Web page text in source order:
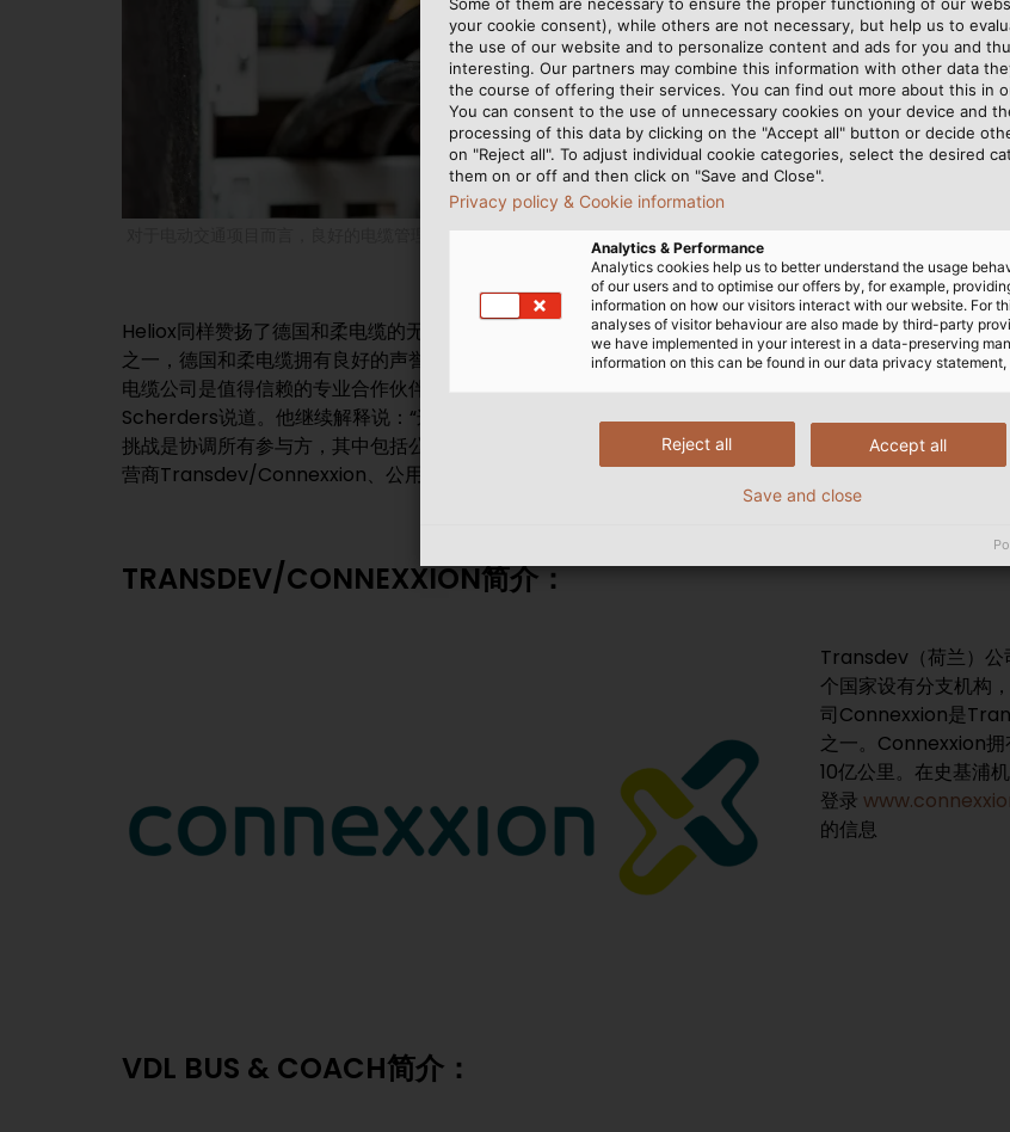
对于电动交通项目而言，良好的电缆管理是必不可少的：（© Heliox）
Heliox同样赞扬了德国和柔电缆的无缝物流服务：“作为电器行业的领先制造商
之一，德国和柔电缆拥有良好的声誉；基于之前合作的项目，我们相信德国和柔
电缆公司是值得信赖的专业合作伙伴，”，Heliox公司的供应链总监Jeroen
Scherders说道。他继续解释说：“这意味着项目工作进展得更快，因为最大的
挑战是协调所有参与方，其中包括公交车制造商VDL Bus & Coach、公交车运
营商Transdev/Connexxion、公用事业公司和电缆供应商。”仅用了九个月就
成功完成了该项目。“规划非常好，所有咨询都进行得很顺利”，Moritz Barlage
高兴地说道，“计划很
了绵薄之力。”
TRANSDEV/CONNEXXION简介：
Transdev（荷兰）
个国家设有分支机构
司Connexxion是
之一。Connexxion
10亿公里。在史基浦
登录
的信息
VDL BUS & COACH简介：
your cookie consent), while others are not necessary, but help us to
the use of our website and to personalize content and ads for you and
interesting. Our partners may combine this information with other data
the course of offering their services. You can find out more about this in
You can consent to the use of unnecessary cookies on your device and
processing of this data by clicking on the "Accept all" button or decide
on "Reject all". To adjust individual cookie categories, select the desired
them on or off and then click on "Save and Close".
Privacy policy & Cookie information
Analytics & Performance
Analytics cookies help us to better understand the usage
of our users and to optimise our offers by, for example,
information on how our visitors interact with our website. For
analyses of visitor behaviour are also made by third-party
we have implemented in your interest in a data-preserving
information on this can be found in our data privacy statement,
Accept all
Reject all
Save and close